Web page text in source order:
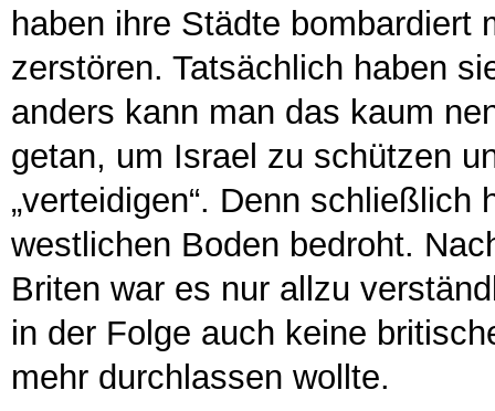
haben ihre Städte bombardiert
zerstören. Tatsächlich haben
anders kann man das kaum
getan, um Israel zu schützen
„verteidigen“. Denn
westlichen Boden bedroht.
Briten war es nur allzu
in der Folge auch keine
mehr durchlassen wollte.